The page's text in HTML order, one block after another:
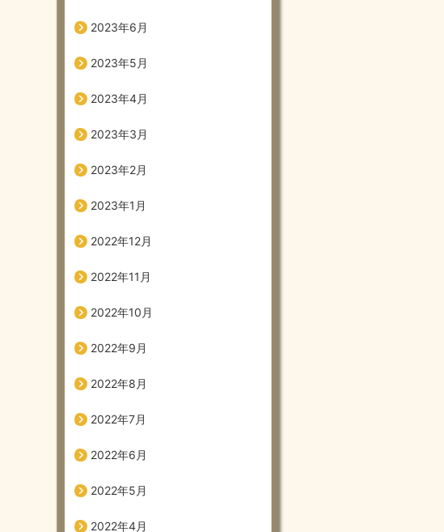
2023年6月
2023年5月
2023年4月
2023年3月
2023年2月
2023年1月
2022年12月
2022年11月
2022年10月
2022年9月
2022年8月
2022年7月
2022年6月
2022年5月
2022年4月